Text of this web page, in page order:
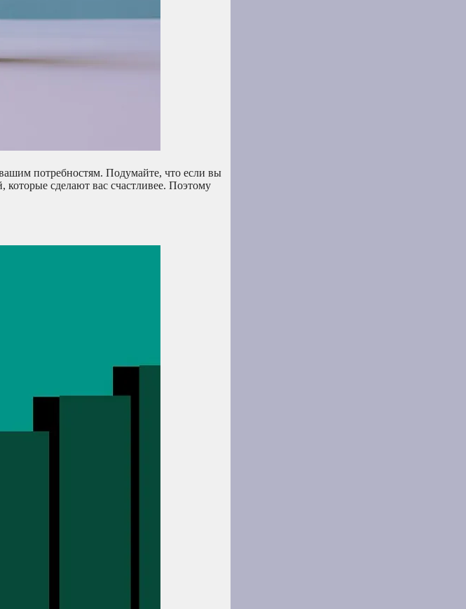
потребностям. Подумайте, что если вы
которые сделают вас счастливее. Поэтому